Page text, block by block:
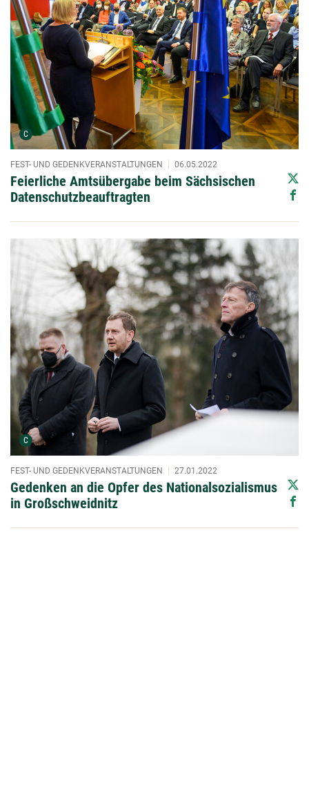
C Urheber der Grafik:
Feierliche Amtsübergabe beim Sächsischen
Datenschutzbeauftragten
FEST- UND GEDENKVERANSTALTUNGEN 06.05.2022
C Urheber der Grafik:
Gedenken an die Opfer des Nationalsozialismus
in Großschweidnitz
FEST- UND GEDENKVERANSTALTUNGEN 27.01.2022